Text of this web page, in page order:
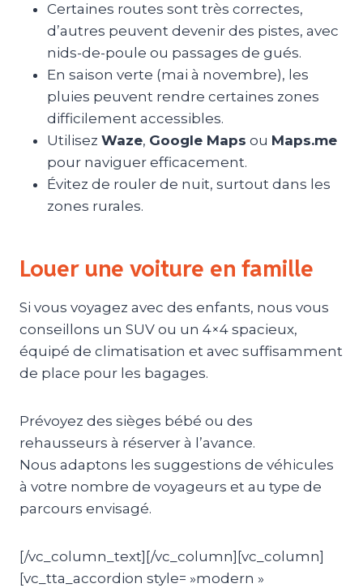
Certaines routes sont très correctes,
d’autres peuvent devenir des pistes, avec
nids-de-poule ou passages de gués.
En saison verte (mai à novembre), les
pluies peuvent rendre certaines zones
difficilement accessibles.
Utilisez Waze, Google Maps ou Maps.me
pour naviguer efficacement.
Évitez de rouler de nuit, surtout dans les
zones rurales.
Louer une voiture en famille
Si vous voyagez avec des enfants, nous vous
conseillons un SUV ou un 4×4 spacieux,
équipé de climatisation et avec suffisamment
de place pour les bagages.
Prévoyez des sièges bébé ou des
rehausseurs à réserver à l’avance.
Nous adaptons les suggestions de véhicules
à votre nombre de voyageurs et au type de
parcours envisagé.
[/vc_column_text][/vc_column][vc_column]
[vc_tta_accordion style= »modern »